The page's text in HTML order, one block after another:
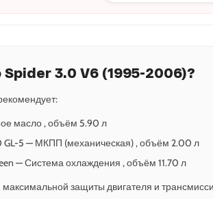
3.0 V6 (1995-2006)?
масло , объём 5.90 л
GL-5 — МКПП (механическая) , объём 2.00 л
— Система охлаждения , объём 11.70 л
защиты двигателя и